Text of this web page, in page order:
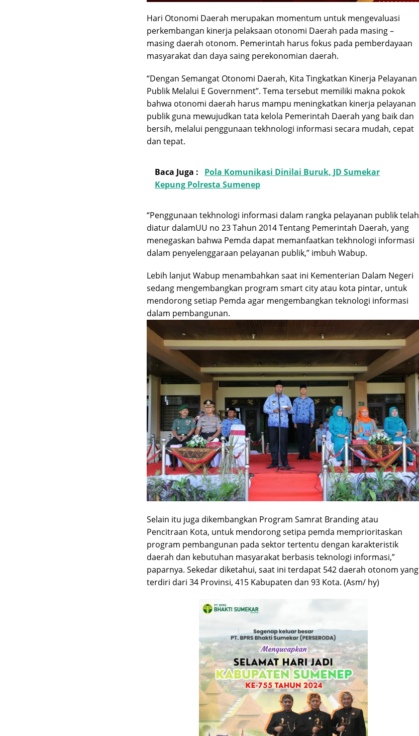
Hari Otonomi Daerah merupakan momentum untuk mengevaluasi
perkembangan kinerja pelaksaan otonomi Daerah pada masing –
masing daerah otonom. Pemerintah harus fokus pada pemberdayaan
masyarakat dan daya saing perekonomian daerah.
“Dengan Semangat Otonomi Daerah, Kita Tingkatkan Kinerja Pelayanan
Publik Melalui E Government”. Tema tersebut memiliki makna pokok
bahwa otonomi daerah harus mampu meningkatkan kinerja pelayanan
publik guna mewujudkan tata kelola Pemerintah Daerah yang baik dan
bersih, melalui penggunaan tekhnologi informasi secara mudah, cepat
dan tepat.
Baca Juga :
Pola Komunikasi Dinilai Buruk, JD Sumekar
Kepung Polresta Sumenep
“Penggunaan tekhnologi informasi dalam rangka pelayanan publik telah
diatur dalamUU no 23 Tahun 2014 Tentang Pemerintah Daerah, yang
menegaskan bahwa Pemda dapat memanfaatkan tekhnologi informasi
dalam penyelenggaraan pelayanan publik,” imbuh Wabup.
Lebih lanjut Wabup menambahkan saat ini Kementerian Dalam Negeri
sedang mengembangkan program smart city atau kota pintar, untuk
mendorong setiap Pemda agar mengembangkan teknologi informasi
dalam pembangunan.
Selain itu juga dikembangkan Program Samrat Branding atau
Pencitraan Kota, untuk mendorong setipa pemda memprioritaskan
program pembangunan pada sektor tertentu dengan karakteristik
daerah dan kebutuhan masyarakat berbasis teknologi informasi,”
paparnya. Sekedar diketahui, saat ini terdapat 542 daerah otonom yang
terdiri dari 34 Provinsi, 415 Kabupaten dan 93 Kota. (Asm/ hy)